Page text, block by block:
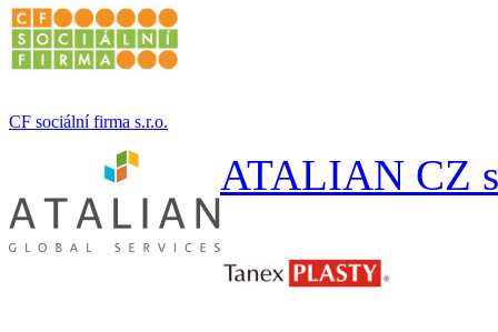
CF sociální firma s.r.o.
ATALIAN CZ